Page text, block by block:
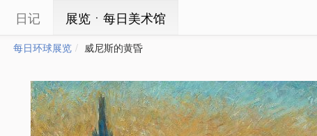
日记 展览ㆍ每日美术馆
每日环球展览 威尼斯的黄昏